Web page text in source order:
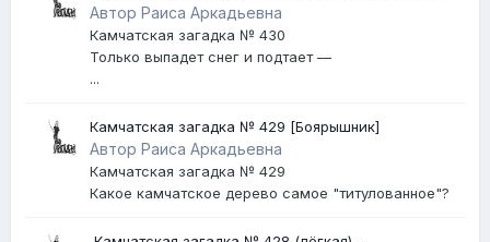
Авачинском вулкане]
Автор Раиса Аркадьевна
Камчатская загадка № 430
Только выпадет снег и подтает —
...
Камчатская загадка № 429 [Боярышник]
Автор Раиса Аркадьевна
Камчатская загадка № 429
Какое камчатское дерево самое "титулованное"?